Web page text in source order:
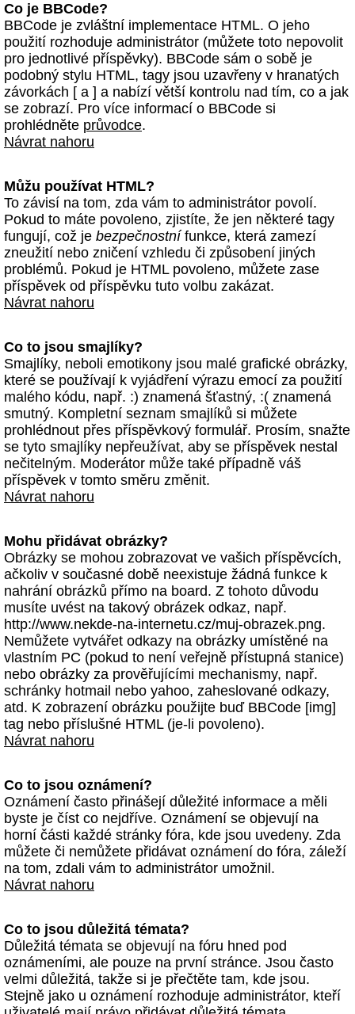
Co je BBCode?
BBCode je zvláštní implementace HTML. O jeho
použití rozhoduje administrátor (můžete toto nepovolit
pro jednotlivé příspěvky). BBCode sám o sobě je
podobný stylu HTML, tagy jsou uzavřeny v hranatých
závorkách [ a ] a nabízí větší kontrolu nad tím, co a jak
se zobrazí. Pro více informací o BBCode si
prohlédněte průvodce.
Návrat nahoru
Můžu používat HTML?
To závisí na tom, zda vám to administrátor povolí.
Pokud to máte povoleno, zjistíte, že jen některé tagy
fungují, což je bezpečnostnífunkce, která zamezí
zneužití nebo zničení vzhledu či způsobení jiných
problémů. Pokud je HTML povoleno, můžete zase
příspěvek od příspěvku tuto volbu zakázat.
Návrat nahoru
Co to jsou smajlíky?
Smajlíky, neboli emotikony jsou malé grafické obrázky,
které se používají k vyjádření výrazu emocí za použití
malého kódu, např. :) znamená šťastný, :( znamená
smutný. Kompletní seznam smajlíků si můžete
prohlédnout přes příspěvkový formulář. Prosím, snažte
se tyto smajlíky nepřeužívat, aby se příspěvek nestal
nečitelným. Moderátor může také případně váš
příspěvek v tomto směru změnit.
Návrat nahoru
Mohu přidávat obrázky?
Obrázky se mohou zobrazovat ve vašich příspěvcích,
ačkoliv v současné době neexistuje žádná funkce k
nahrání obrázků přímo na board. Z tohoto důvodu
musíte uvést na takový obrázek odkaz, např.
http://www.nekde-na-internetu.cz/muj-obrazek.png.
Nemůžete vytvářet odkazy na obrázky umístěné na
vlastním PC (pokud to není veřejně přístupná stanice)
nebo obrázky za prověřujícími mechanismy, např.
schránky hotmail nebo yahoo, zaheslované odkazy,
atd. K zobrazení obrázku použijte buď BBCode [img]
tag nebo příslušné HTML (je-li povoleno).
Návrat nahoru
Co to jsou oznámení?
Oznámení často přinášejí důležité informace a měli
byste je číst co nejdříve. Oznámení se objevují na
horní části každé stránky fóra, kde jsou uvedeny. Zda
můžete či nemůžete přidávat oznámení do fóra, záleží
na tom, zdali vám to administrátor umožnil.
Návrat nahoru
Co to jsou důležitá témata?
Důležitá témata se objevují na fóru hned pod
oznámeními, ale pouze na první stránce. Jsou často
velmi důležitá, takže si je přečtěte tam, kde jsou.
Stejně jako u oznámení rozhoduje administrátor, kteří